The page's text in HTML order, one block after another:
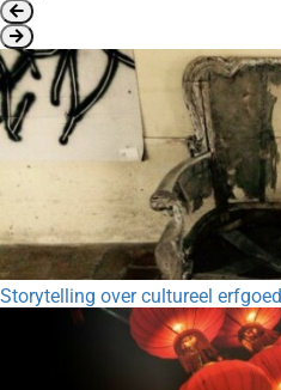
Storytelling over cultureel erfgoed